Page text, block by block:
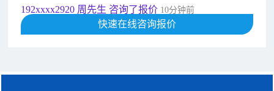
192xxxx2920 周先生 咨询了报价 10分钟前
189xxxx6562 王先生 咨询了报价1秒前
快速在线咨询报价